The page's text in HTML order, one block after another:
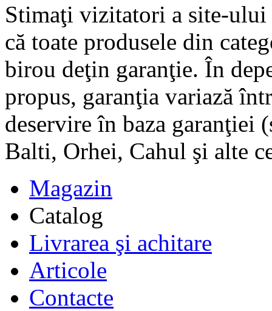
Stimaţi vizitatori a site-ului
că toate produsele din
birou deţin garanţie. În
propus, garanţia variază
deservire în baza garanţiei
Balti, Orhei, Cahul şi alte
Magazin
Catalog
Livrarea şi achitare
Articole
Contacte